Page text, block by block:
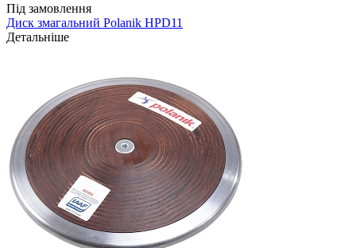
Під замовлення
Диск змагальний Polanik HPD11
Детальніше